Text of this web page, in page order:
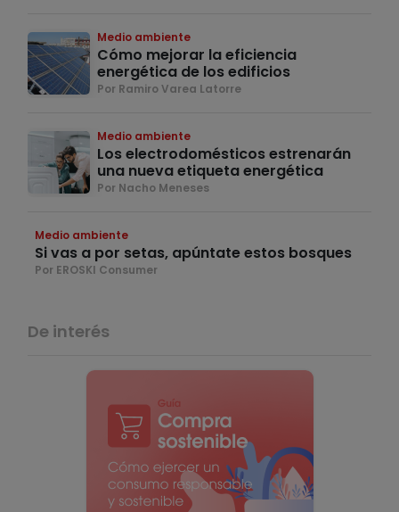
Medio ambiente
Cómo mejorar la eficiencia
energética de los edificios
Por Ramiro Varea Latorre
Medio ambiente
Los electrodomésticos estrenarán
una nueva etiqueta energética
Por Nacho Meneses
Medio ambiente
Si vas a por setas, apúntate estos bosques
Por EROSKI Consumer
De interés